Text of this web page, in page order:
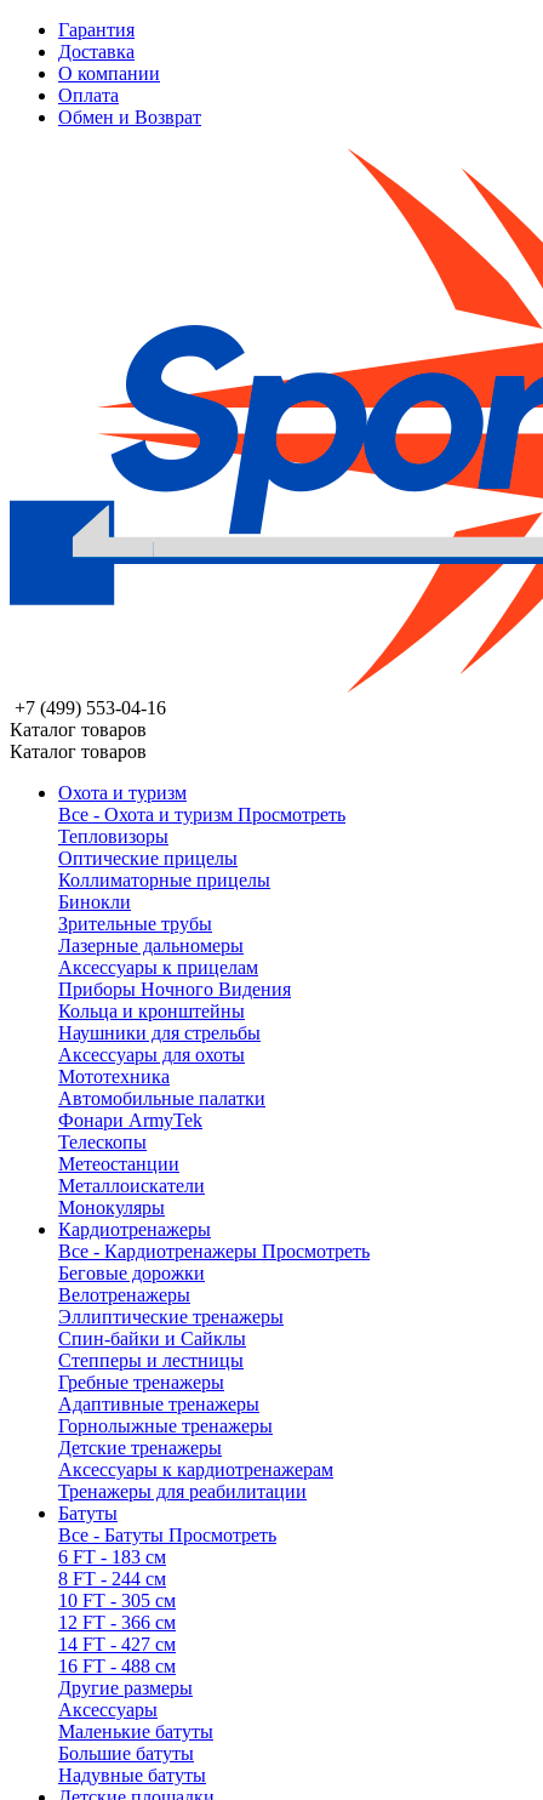
Гарантия
Доставка
О компании
Оплата
Обмен и Возврат
+7 (499) 553-04-16
Каталог товаров
Каталог товаров
Охота и туризм
Все - Охота и туризм Просмотреть
Тепловизоры
Оптические прицелы
Коллиматорные прицелы
Бинокли
Зрительные трубы
Лазерные дальномеры
Аксессуары к прицелам
Приборы Ночного Видения
Кольца и кронштейны
Наушники для стрельбы
Аксессуары для охоты
Мототехника
Автомобильные палатки
Фонари ArmyTek
Телескопы
Метеостанции
Металлоискатели
Монокуляры
Кардиотренажеры
Все - Кардиотренажеры Просмотреть
Беговые дорожки
Велотренажеры
Эллиптические тренажеры
Спин-байки и Сайклы
Степперы и лестницы
Гребные тренажеры
Адаптивные тренажеры
Горнолыжные тренажеры
Детские тренажеры
Аксессуары к кардиотренажерам
Тренажеры для реабилитации
Батуты
Все - Батуты Просмотреть
6 FT - 183 см
8 FT - 244 см
10 FT - 305 см
12 FT - 366 см
14 FT - 427 см
16 FT - 488 см
Другие размеры
Аксессуары
Маленькие батуты
Большие батуты
Надувные батуты